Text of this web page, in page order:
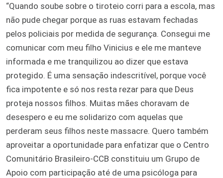
“Quando soube sobre o tiroteio corri para a escola, mas
não pude chegar porque as ruas estavam fechadas
pelos policiais por medida de segurança. Consegui me
comunicar com meu filho Vinicius e ele me manteve
informada e me tranquilizou ao dizer que estava
protegido. É uma sensação indescritível, porque você
fica impotente e só nos resta rezar para que Deus
proteja nossos filhos. Muitas mães choravam de
desespero e eu me solidarizo com aquelas que
perderam seus filhos neste massacre. Quero também
aproveitar a oportunidade para enfatizar que o Centro
Comunitário Brasileiro-CCB constituiu um Grupo de
Apoio com participação até de uma psicóloga para